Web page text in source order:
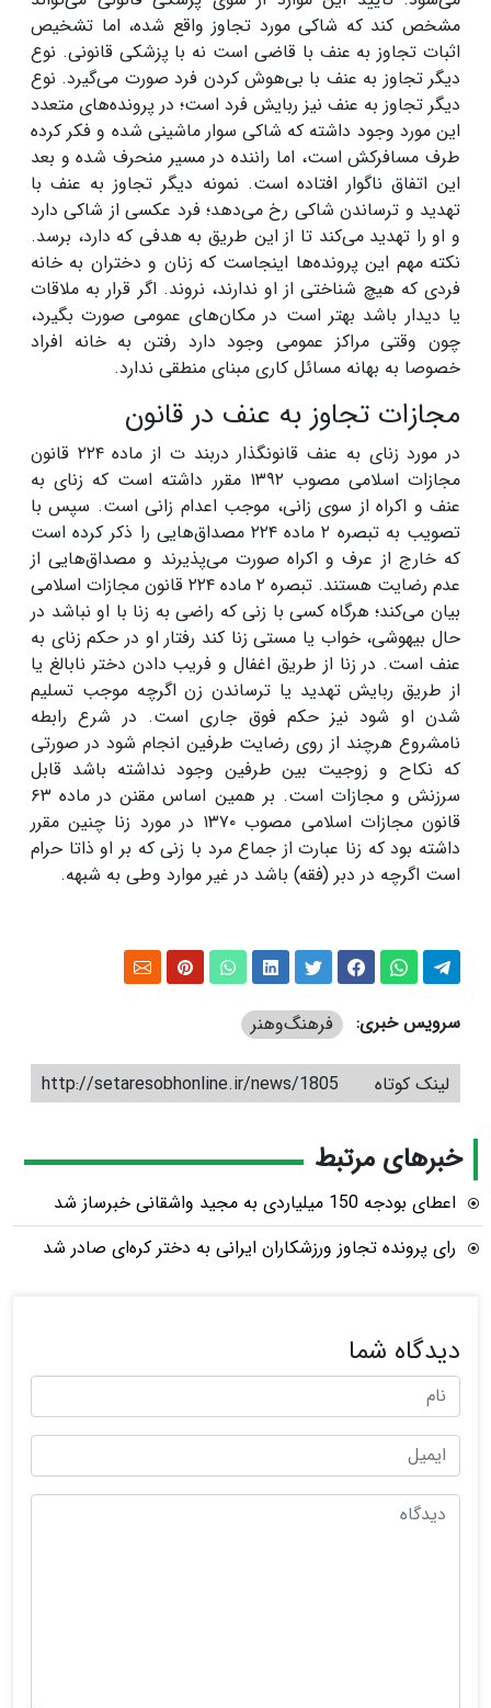
مشخص کند که شاکی مورد تجاوز واقع شده، اما تشخیص
اثبات تجاوز به عنف با قاضی است نه با پزشکی قانونی. نوع
دیگر تجاوز به عنف با بی‌هوش کردن فرد صورت می‌گیرد. نوع
دیگر تجاوز به عنف نیز ربایش فرد است؛ در پرونده‌های متعدد
این مورد وجود داشته که شاکی سوار ماشینی شده و فکر کرده
طرف مسافرکش است، اما راننده در مسیر منحرف شده و بعد
این اتفاق ناگوار افتاده است. نمونه دیگر تجاوز به عنف با
تهدید و ترساندن شاکی رخ می‌دهد؛ فرد عکسی از شاکی دارد
و او را تهدید می‌کند تا از این طریق به هدفی که دارد، برسد.
نکته مهم این پرونده‌ها اینجاست که زنان و دختران به خانه
فردی که هیچ شناختی از او ندارند، نروند. اگر قرار به ملاقات
یا دیدار باشد بهتر است در مکان‌های عمومی صورت بگیرد،
چون وقتی مراکز عمومی وجود دارد رفتن به خانه افراد
خصوصا به بهانه مسائل کاری مبنای منطقی ندارد.
مجازات تجاوز به عنف در قانون
در مورد زنای به عنف قانونگذار دربند ت از ماده ۲۲۴ قانون
مجازات اسلامی مصوب ۱۳۹۲ مقرر داشته است که زنای به
عنف و اکراه از سوی زانی، موجب اعدام زانی است. سپس با
تصویب به تبصره ۲ ماده ۲۲۴ مصداق‌هایی را ذکر کرده است
که خارج از عرف و اکراه صورت می‌پذیرند و مصداق‌هایی از
عدم رضایت هستند. تبصره ۲ ماده ۲۲۴ قانون مجازات اسلامی
بیان می‌کند؛ هرگاه کسی با زنی که راضی به زنا با او نباشد در
حال بیهوشی، خواب یا مستی زنا کند رفتار او در حکم زنای به
عنف است. در زنا از طریق اغفال و فریب دادن دختر نابالغ یا
از طریق ربایش تهدید یا ترساندن زن اگرچه موجب تسلیم
شدن او شود نیز حکم فوق جاری است. در شرع رابطه
نامشروع هرچند از روی رضایت طرفین انجام شود در صورتی
که نکاح و زوجیت بین طرفین وجود نداشته باشد قابل
سرزنش و مجازات است. بر همین اساس مقنن در ماده ۶۳
قانون مجازات اسلامی مصوب ۱۳۷۰ در مورد زنا چنین مقرر
داشته بود که زنا عبارت از جماع مرد با زنی که بر او ذاتا حرام
است اگرچه در دبر (فقه) باشد در غیر موارد وطی به شبهه.
سرویس خبری: فرهنگ‌و‌هنر
لینک کوتاه http://setaresobhonline.ir/news/1805
خبرهای مرتبط
اعطای بودجه 150 میلیاردی به مجید واشقانی خبرساز شد
رای پرونده تجاوز ورزشکاران ایرانی به دختر کره‌ای صادر شد
دیدگاه شما